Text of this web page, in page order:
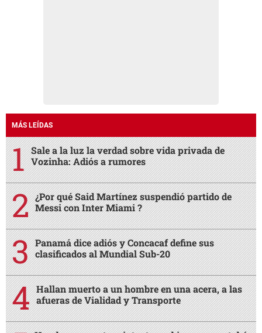
MÁS LEÍDAS
Sale a la luz la verdad sobre vida privada de
Vozinha: Adiós a rumores
¿Por qué Said Martínez suspendió partido de
Messi con Inter Miami ?
Panamá dice adiós y Concacaf define sus
clasificados al Mundial Sub-20
Hallan muerto a un hombre en una acera, a las
afueras de Vialidad y Transporte